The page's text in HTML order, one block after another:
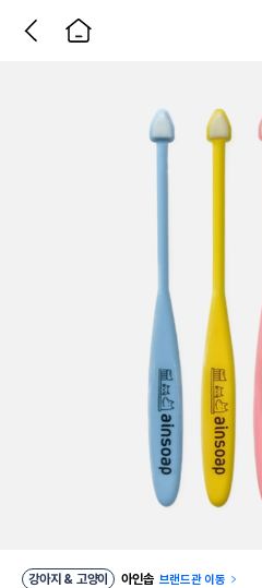
강아지 & 고양이 아인솝 브랜드관 이동